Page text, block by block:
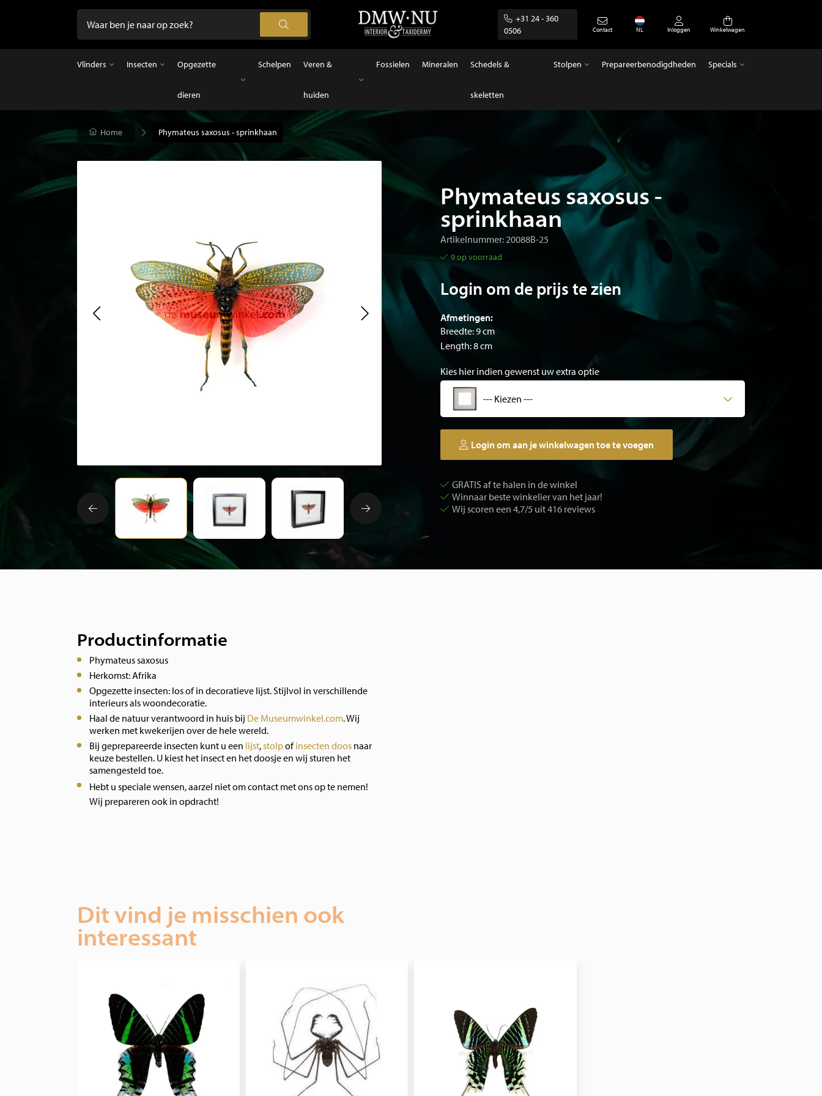
+31 24 - 360
0506
Contact NL Inloggen Winkelwagen
Vlinders
Vlinders in stolp
Insecten
Ongeprepareerde insecten
Opgezette
dieren
Opgezette vogels
Opgezette zoogdieren
Opgezette vissen
Schelpen Veren &
huiden
Veren
Fossielen Mineralen Schedels &
skeletten
Stolpen
Lege stolpen
Prepareerbenodigdheden Specials
Home Phymateus saxosus - sprinkhaan
Phymateus saxosus -
sprinkhaan
Artikelnummer: 20088B-25
9 op voorraad
Login om de prijs te zien
Afmetingen:
Breedte: 9 cm
Length: 8 cm
Kies hier indien gewenst uw extra optie
--- Kiezen ---
Login om aan je winkelwagen toe te voegen
GRATIS af te halen in de winkel
Winnaar beste winkelier van het jaar!
Wij scoren een 4,7/5 uit 416 reviews
Productinformatie
Phymateus saxosus
Herkomst: Afrika
Opgezette insecten: los of in decoratieve lijst. Stijlvol in verschillende
interieurs als woondecoratie.
Haal de natuur verantwoord in huis bij De Museumwinkel.com. Wij
werken met kwekerijen over de hele wereld.
Bij geprepareerde insecten kunt u een lijst,stolpofinsecten doos naar
keuze bestellen. U kiest het insect en het doosje en wij sturen het
samengesteld toe.
Hebt u speciale wensen, aarzel niet om contact met ons op te nemen!
Wij prepareren ook in opdracht!
Dit vind je misschien ook
interessant